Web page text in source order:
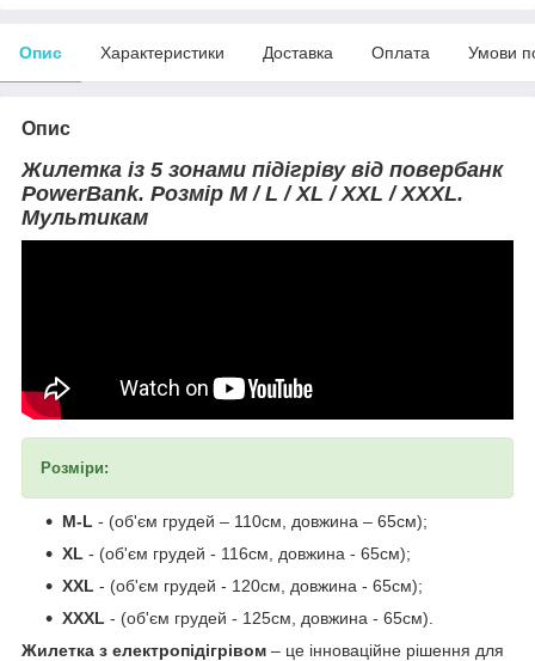
Опис Характеристики Доставка Оплата Умови
Опис
Жилетка із 5 зонами підігріву від повербанк
PowerBank. Розмір М / L / XL / XXL / XXXL.
Мультикам
Розміри:
М-L - (об'єм грудей – 110см, довжина – 65см);
XL - (об'єм грудей - 116см, довжина - 65см);
XXL - (об'єм грудей - 120см, довжина - 65см);
XXXL - (об'єм грудей - 125см, довжина - 65см).
Жилетка з електропідігрівом – це інноваційне рішення для